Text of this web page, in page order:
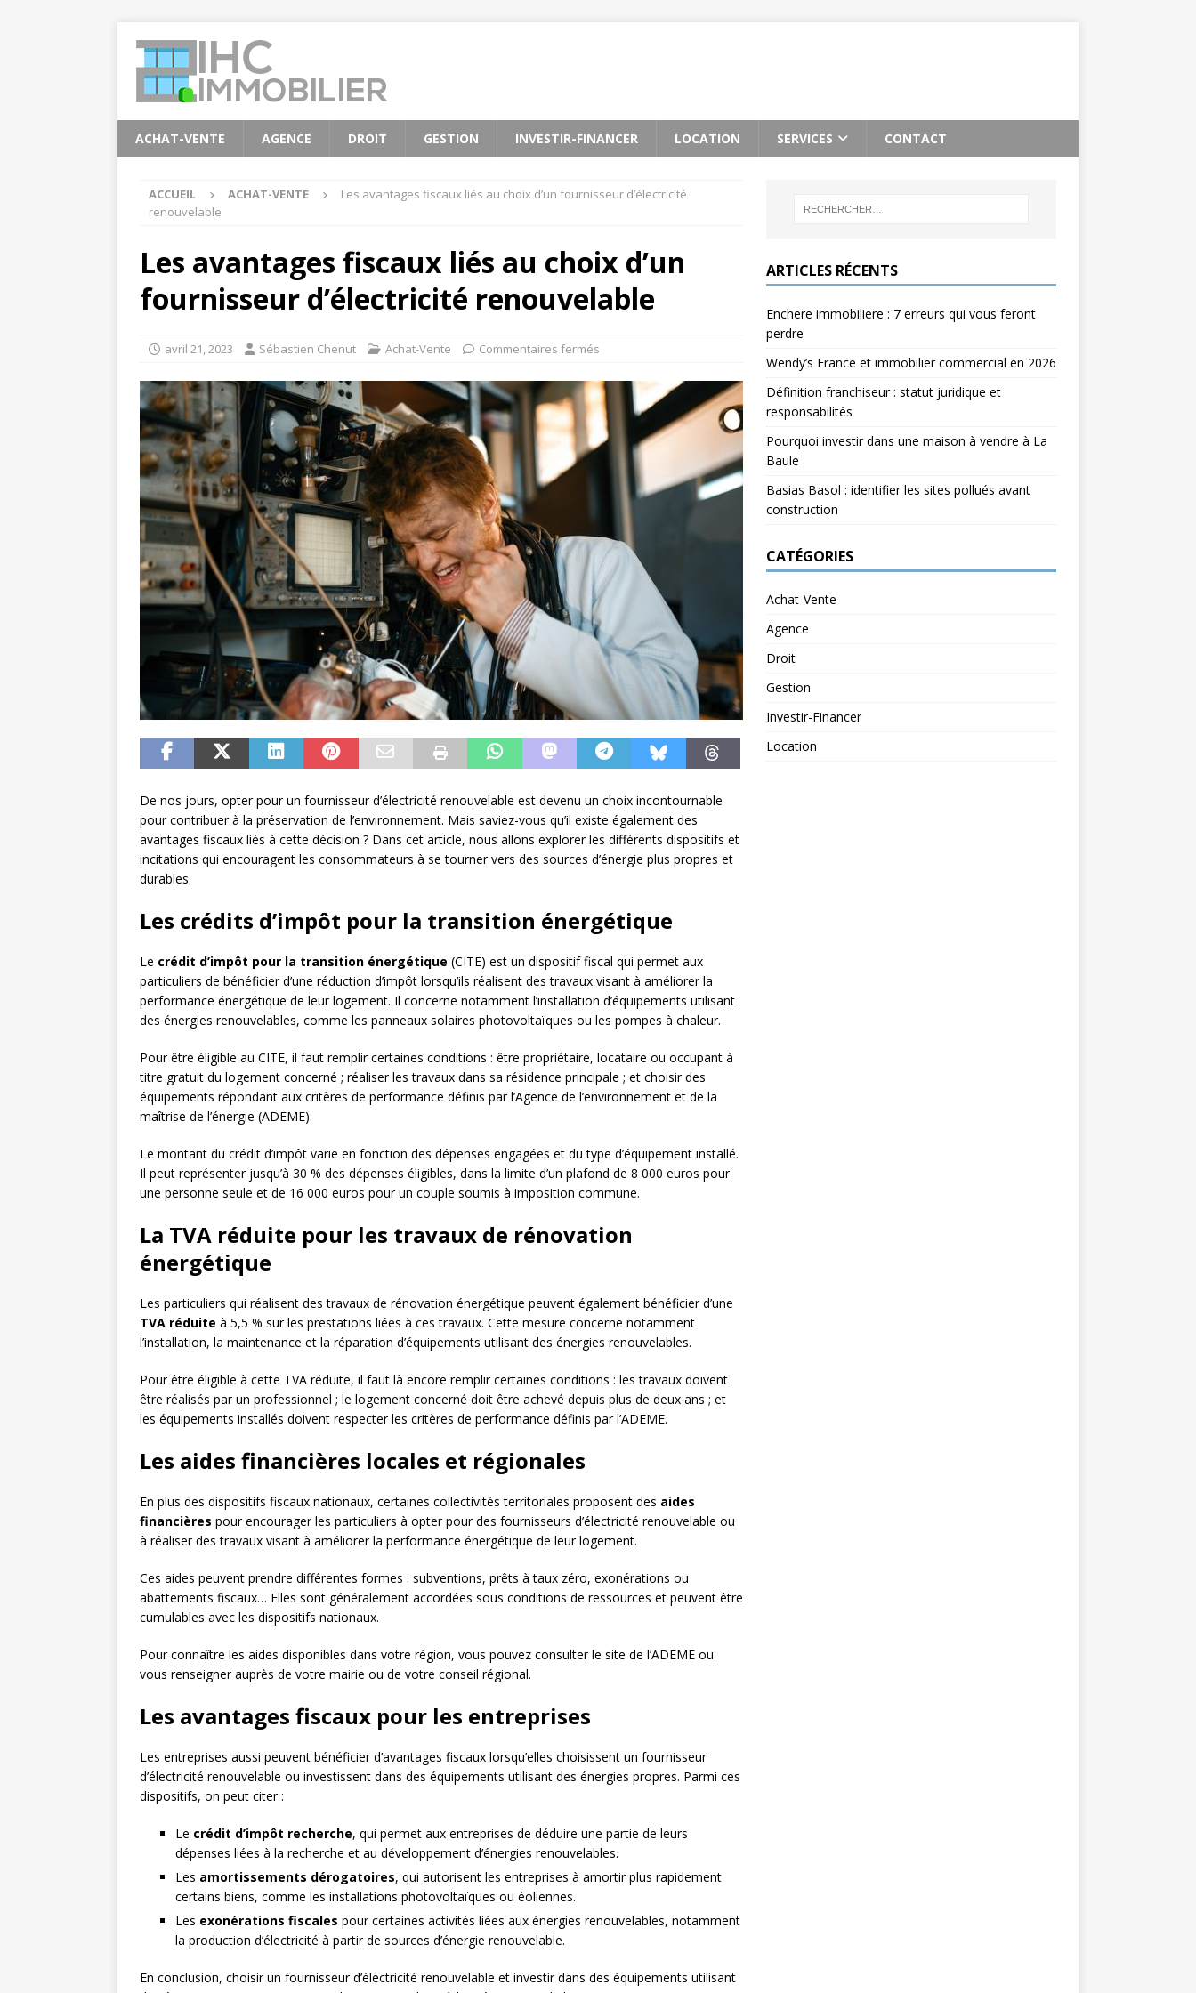
ACHAT-VENTE AGENCE DROIT GESTION INVESTIR-FINANCER LOCATION SERVICES CONTACT
ACCUEIL ACHAT-VENTE
Les avantages fiscaux liés au choix d’un fournisseur d’électricité
renouvelable
Les avantages fiscaux liés au choix d’un
fournisseur d’électricité renouvelable
avril 21, 2023 Sébastien Chenut Achat-Vente Commentaires fermés
De nos jours, opter pour un fournisseur d’électricité renouvelable est devenu un choix incontournable
pour contribuer à la préservation de l’environnement. Mais saviez-vous qu’il existe également des
avantages fiscaux liés à cette décision ? Dans cet article, nous allons explorer les différents dispositifs et
incitations qui encouragent les consommateurs à se tourner vers des sources d’énergie plus propres et
durables.
Les crédits d’impôt pour la transition énergétique
Le crédit d’impôt pour la transition énergétique (CITE) est un dispositif fiscal qui permet aux
particuliers de bénéficier d’une réduction d’impôt lorsqu’ils réalisent des travaux visant à améliorer la
performance énergétique de leur logement. Il concerne notamment l’installation d’équipements utilisant
des énergies renouvelables, comme les panneaux solaires photovoltaïques ou les pompes à chaleur.
Pour être éligible au CITE, il faut remplir certaines conditions : être propriétaire, locataire ou occupant à
titre gratuit du logement concerné ; réaliser les travaux dans sa résidence principale ; et choisir des
équipements répondant aux critères de performance définis par l’Agence de l’environnement et de la
maîtrise de l’énergie (ADEME).
Le montant du crédit d’impôt varie en fonction des dépenses engagées et du type d’équipement installé.
Il peut représenter jusqu’à 30 % des dépenses éligibles, dans la limite d’un plafond de 8 000 euros pour
une personne seule et de 16 000 euros pour un couple soumis à imposition commune.
La TVA réduite pour les travaux de rénovation
énergétique
Les particuliers qui réalisent des travaux de rénovation énergétique peuvent également bénéficier d’une
TVA réduite à 5,5 % sur les prestations liées à ces travaux. Cette mesure concerne notamment
l’installation, la maintenance et la réparation d’équipements utilisant des énergies renouvelables.
Pour être éligible à cette TVA réduite, il faut là encore remplir certaines conditions : les travaux doivent
être réalisés par un professionnel ; le logement concerné doit être achevé depuis plus de deux ans ; et
les équipements installés doivent respecter les critères de performance définis par l’ADEME.
Les aides financières locales et régionales
En plus des dispositifs fiscaux nationaux, certaines collectivités territoriales proposent des aides
financières pour encourager les particuliers à opter pour des fournisseurs d’électricité renouvelable ou
à réaliser des travaux visant à améliorer la performance énergétique de leur logement.
Ces aides peuvent prendre différentes formes : subventions, prêts à taux zéro, exonérations ou
abattements fiscaux… Elles sont généralement accordées sous conditions de ressources et peuvent être
cumulables avec les dispositifs nationaux.
Pour connaître les aides disponibles dans votre région, vous pouvez consulter le site de l’ADEME ou
vous renseigner auprès de votre mairie ou de votre conseil régional.
Les avantages fiscaux pour les entreprises
Les entreprises aussi peuvent bénéficier d’avantages fiscaux lorsqu’elles choisissent un fournisseur
d’électricité renouvelable ou investissent dans des équipements utilisant des énergies propres. Parmi ces
dispositifs, on peut citer :
Le crédit d’impôt recherche, qui permet aux entreprises de déduire une partie de leurs
dépenses liées à la recherche et au développement d’énergies renouvelables.
Les amortissements dérogatoires, qui autorisent les entreprises à amortir plus rapidement
certains biens, comme les installations photovoltaïques ou éoliennes.
Les exonérations fiscales pour certaines activités liées aux énergies renouvelables, notamment
la production d’électricité à partir de sources d’énergie renouvelable.
En conclusion, choisir un fournisseur d’électricité renouvelable et investir dans des équipements utilisant
ARTICLES RÉCENTS
Enchere immobiliere : 7 erreurs qui vous feront
perdre
Wendy’s France et immobilier commercial en 2026
Définition franchiseur : statut juridique et
responsabilités
Pourquoi investir dans une maison à vendre à La
Baule
Basias Basol : identifier les sites pollués avant
construction
CATÉGORIES
Achat-Vente
Agence
Droit
Gestion
Investir-Financer
Location